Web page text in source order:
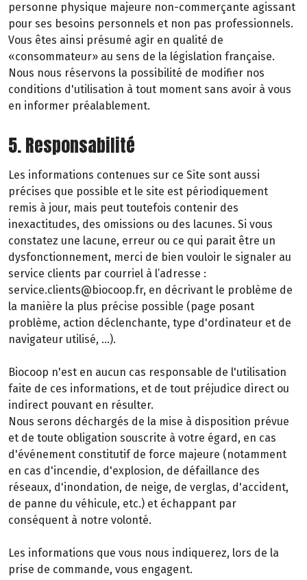
personne physique majeure non-commerçante agissant
pour ses besoins personnels et non pas professionnels.
Vous êtes ainsi présumé agir en qualité de
«consommateur» au sens de la législation française.
Nous nous réservons la possibilité de modifier nos
conditions d'utilisation à tout moment sans avoir à vous
en informer préalablement.
5. Responsabilité
Les informations contenues sur ce Site sont aussi
précises que possible et le site est périodiquement
remis à jour, mais peut toutefois contenir des
inexactitudes, des omissions ou des lacunes. Si vous
constatez une lacune, erreur ou ce qui parait être un
dysfonctionnement, merci de bien vouloir le signaler au
service clients par courriel à l’adresse :
service.clients@biocoop.fr, en décrivant le problème de
la manière la plus précise possible (page posant
problème, action déclenchante, type d'ordinateur et de
navigateur utilisé, …).
Biocoop n'est en aucun cas responsable de l'utilisation
faite de ces informations, et de tout préjudice direct ou
indirect pouvant en résulter.
Nous serons déchargés de la mise à disposition prévue
et de toute obligation souscrite à votre égard, en cas
d'événement constitutif de force majeure (notamment
en cas d'incendie, d'explosion, de défaillance des
réseaux, d'inondation, de neige, de verglas, d'accident,
de panne du véhicule, etc.) et échappant par
conséquent à notre volonté.
Les informations que vous nous indiquerez, lors de la
prise de commande, vous engagent.